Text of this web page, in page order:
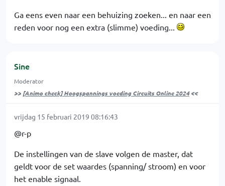
Ga eens even naar een behuizing zoeken... en naar een
reden voor nog een extra (slimme) voeding...
Sine
Moderator
>> [Animo check] Hoogspannings voeding Circuits Online 2024<<
vrijdag 15 februari 2019 08:16:43
@r-p
De instellingen van de slave volgen de master, dat
geldt voor de set waardes (spanning/ stroom) en voor
het enable signaal.